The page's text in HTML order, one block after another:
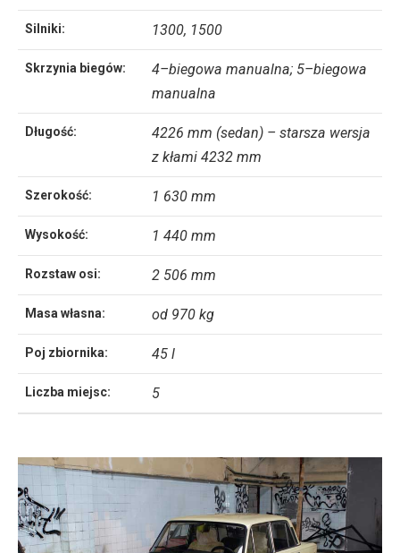
Silniki: 1300, 1500
Skrzynia biegów:
4–biegowa manualna; 5–biegowa
manualna
Długość:
4226 mm (sedan) – starsza wersja
z kłami 4232 mm
Szerokość: 1 630 mm
Wysokość: 1 440 mm
Rozstaw osi: 2 506 mm
Masa własna: od 970 kg
Poj zbiornika: 45 l
Liczba miejsc: 5